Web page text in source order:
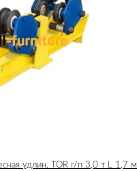
удлин. TOR г/п 3,0 т L 1,7 м